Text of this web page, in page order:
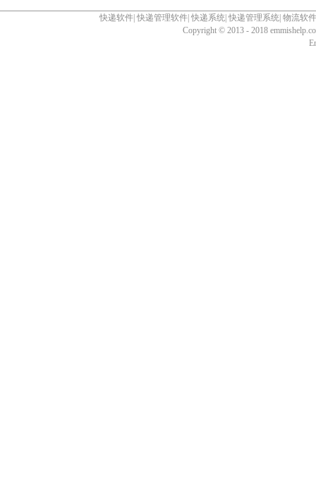
快递软件 快递管理软件 快递系统 快递管理系统 物流软件
Copyright © 2013 - 2018